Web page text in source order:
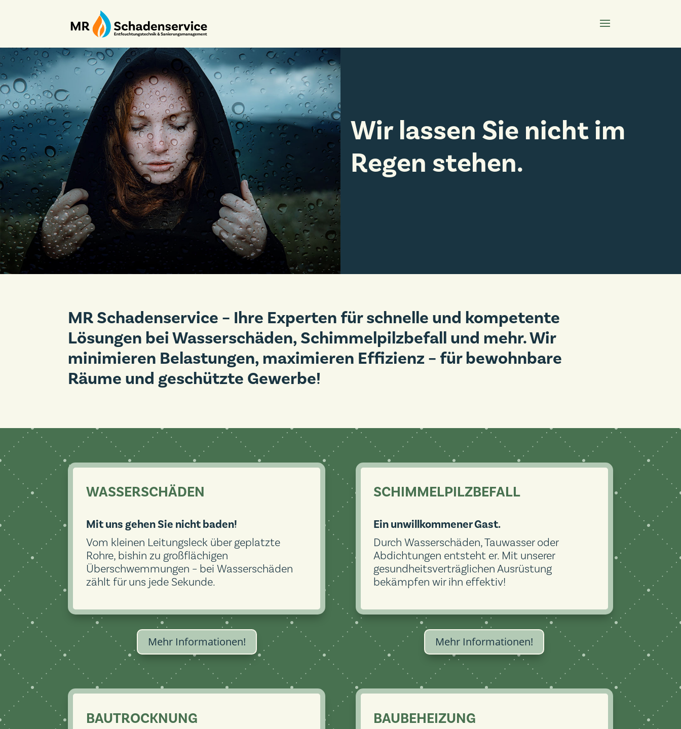
Wir lassen Sie nicht im
Regen stehen.
MR Schadenservice – Ihre Experten für schnelle und kompetente
Lösungen bei Wasserschäden, Schimmelpilzbefall und mehr. Wir
minimieren Belastungen, maximieren Effizienz – für bewohnbare
Räume und geschützte Gewerbe!
WASSERSCHÄDEN
Mit uns gehen Sie nicht baden!
Vom kleinen Leitungsleck über geplatzte
Rohre, bishin zu großflächigen
Überschwemmungen – bei Wasserschäden
zählt für uns jede Sekunde.
Mehr Informationen!
SCHIMMELPILZBEFALL
Ein unwillkommener Gast.
Durch Wasserschäden, Tauwasser oder
Abdichtungen entsteht er. Mit unserer
gesundheitsverträglichen Ausrüstung
bekämpfen wir ihn effektiv!
Mehr Informationen!
BAUTROCKNUNG BAUBEHEIZUNG